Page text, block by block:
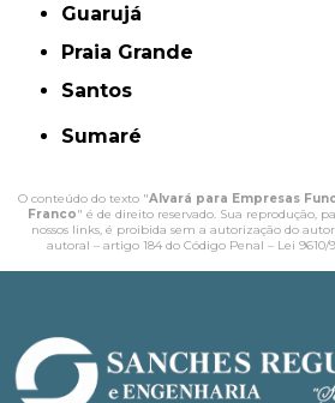
Guarujá
Praia Grande
Santos
Sumaré
O conteúdo do texto "Alvará para Empresas
Franco" é de direito reservado. Sua reprodução,
nossos links, é proibida sem a autorização do
autoral – artigo 184 do Código Penal – Lei